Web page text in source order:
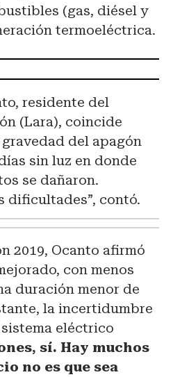
(gas, diésel y
termoeléctrica.
residente del
(Lara), coincide
del apagón
sin luz en donde
se dañaron.
dificultades”, contó.
2019, Ocanto afirmó
con menos
duración menor de
la incertidumbre
eléctrico
sí. Hay muchos
no es que sea